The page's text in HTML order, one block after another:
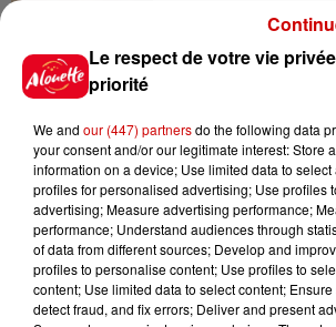
droit à son
Jeux
Le respect de votre vie
priorité
We and our (447) partnersdo the following data
your consent and/or our legitimate interest: Store
information on a device; Use limited data to
profiles for personalised advertising; Use profiles
advertising; Measure advertising performance;
performance; Understand audiences through
of data from different sources; Develop and
profiles to personalise content; Use profiles to
content; Use limited data to select content;
detect fraud, and fix errors; Deliver and present